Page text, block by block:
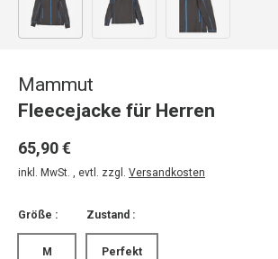
Bild 1 in Galerieansicht laden
Mammut
Fleecejacke für Herren
65,90 €
inkl. MwSt. , evtl. zzgl. Versandkosten
Größe :
M
Zustand :
Perfekt